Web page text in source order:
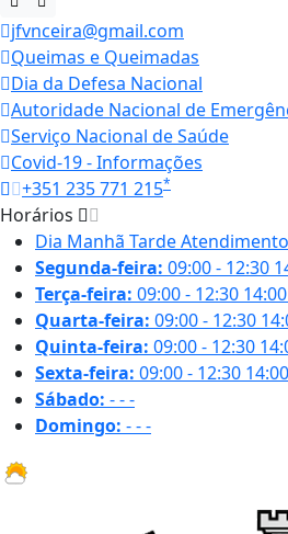
jfvnceira@gmail.com
Queimas e Queimadas
Dia da Defesa Nacional
Autoridade Nacional de
Serviço Nacional de Saúde
Covid-19 - Informações
+351 235 771 215*
Horários
Dia Manhã TardeAtendimento
Segunda-feira: 09:00 - 12:30
Terça-feira: 09:00 - 12:30
Quarta-feira: 09:00 - 12:30
Quinta-feira: 09:00 - 12:30
Sexta-feira: 09:00 - 12:30
Sábado: ---
Domingo: ---